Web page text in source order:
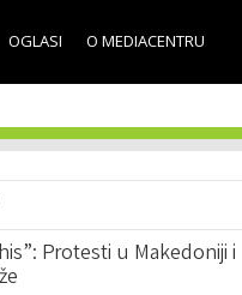
OGLASI O MEDIACENTRU
Protesti u Makedoniji i